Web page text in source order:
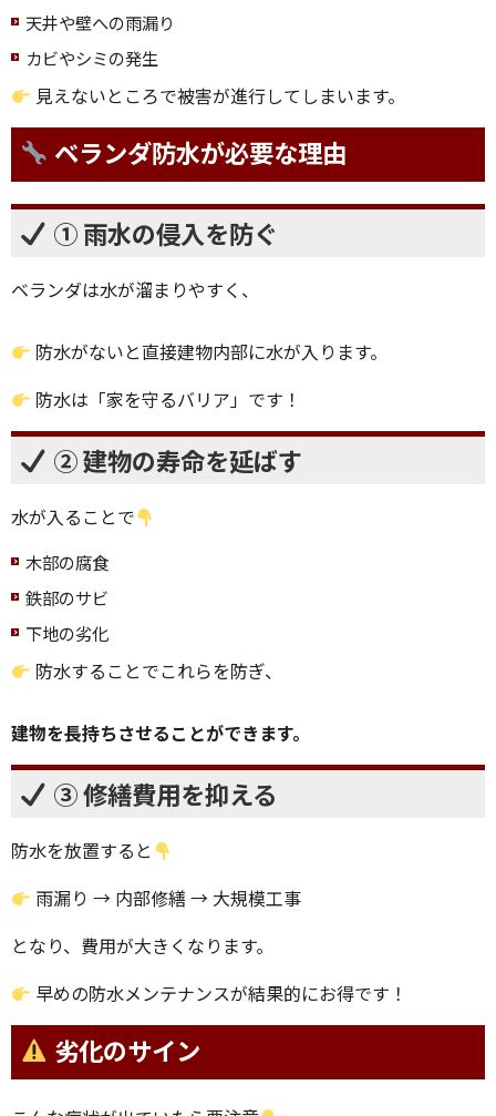
天井や壁への雨漏り
カビやシミの発生
見えないところで被害が進行してしまいます。
ベランダ防水が必要な理由
① 雨水の侵入を防ぐ
ベランダは水が溜まりやすく、
防水がないと直接建物内部に水が入ります。
防水は「家を守るバリア」です！
② 建物の寿命を延ばす
水が入ることで
木部の腐食
鉄部のサビ
下地の劣化
防水することでこれらを防ぎ、
建物を長持ちさせることができます。
③ 修繕費用を抑える
防水を放置すると
雨漏り → 内部修繕 → 大規模工事
となり、費用が大きくなります。
早めの防水メンテナンスが結果的にお得です！
劣化のサイン